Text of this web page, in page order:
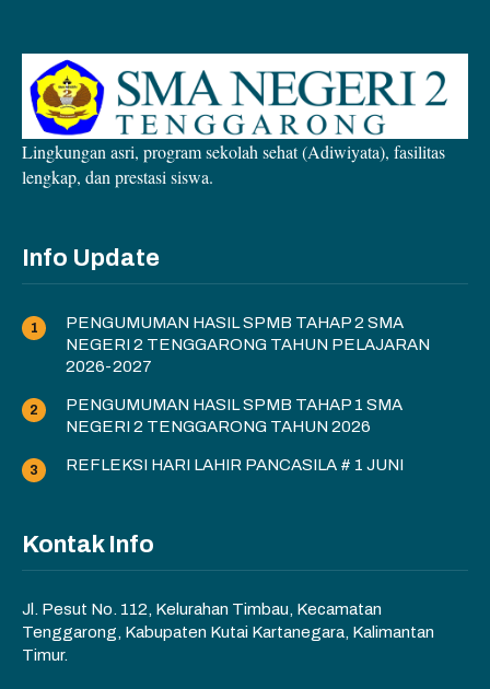
Lingkungan asri, program sekolah sehat (Adiwiyata), fasilitas
lengkap, dan prestasi siswa.
Info Update
PENGUMUMAN HASIL SPMB TAHAP 2 SMA
NEGERI 2 TENGGARONG TAHUN PELAJARAN
2026-2027
PENGUMUMAN HASIL SPMB TAHAP 1 SMA
NEGERI 2 TENGGARONG TAHUN 2026
REFLEKSI HARI LAHIR PANCASILA # 1 JUNI
Kontak Info
Jl. Pesut No. 112, Kelurahan Timbau, Kecamatan
Tenggarong, Kabupaten Kutai Kartanegara, Kalimantan
Timur.